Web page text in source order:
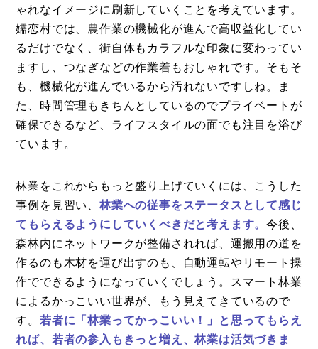
ゃれなイメージに刷新していくことを考えています。
嬬恋村では、農作業の機械化が進んで高収益化してい
るだけでなく、街自体もカラフルな印象に変わってい
ますし、つなぎなどの作業着もおしゃれです。そもそ
も、機械化が進んでいるから汚れないですしね。ま
た、時間管理もきちんとしているのでプライベートが
確保できるなど、ライフスタイルの面でも注目を浴び
ています。
林業をこれからもっと盛り上げていくには、こうした
事例を見習い、 林業への従事をステータスとして感じ
てもらえるようにしていくべきだと考えます。今後、
森林内にネットワークが整備されれば、運搬用の道を
作るのも木材を運び出すのも、自動運転やリモート操
作でできるようになっていくでしょう。スマート林業
によるかっこいい世界が、もう見えてきているので
す。 若者に「林業ってかっこいい！」と思ってもらえ
れば、若者の参入もきっと増え、林業は活気づきま